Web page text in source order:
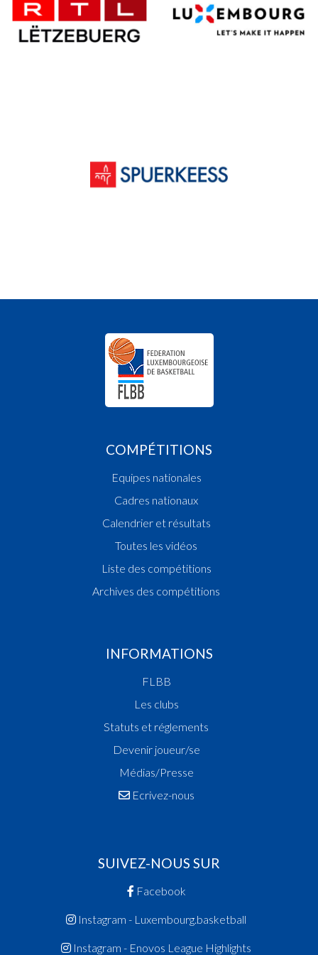
COMPÉTITIONS
Equipes nationales
Cadres nationaux
Calendrier et résultats
Toutes les vidéos
Liste des compétitions
Archives des compétitions
INFORMATIONS
FLBB
Les clubs
Statuts et réglements
Devenir joueur/se
Médias/Presse
Ecrivez-nous
SUIVEZ-NOUS SUR
Facebook
Instagram - Luxembourg.basketball
Instagram - Enovos League Highlights